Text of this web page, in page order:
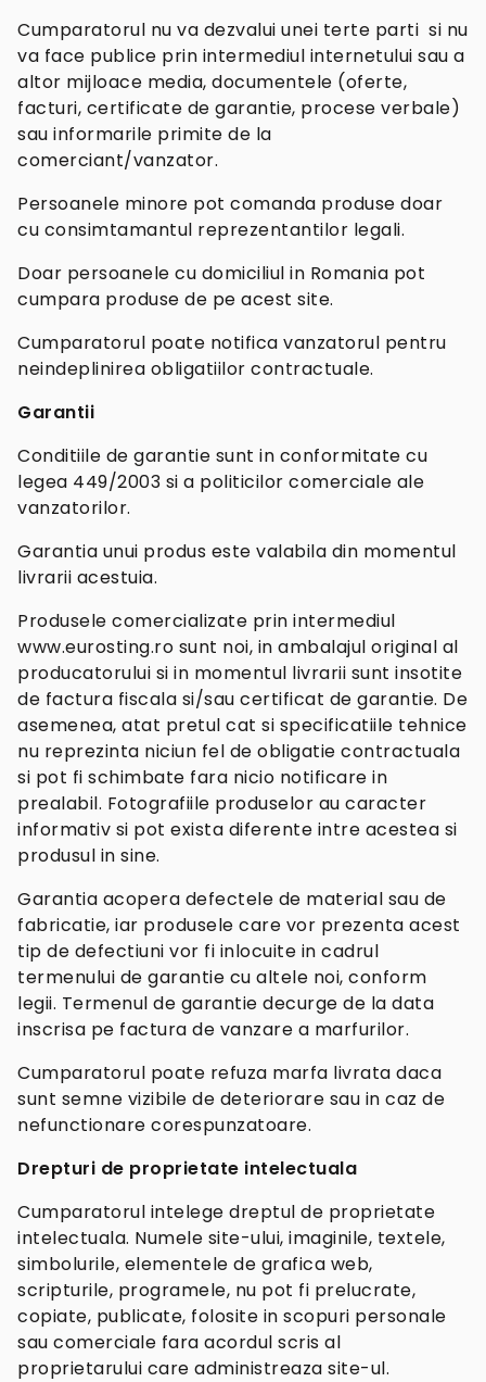
Cumparatorul nu va dezvalui unei terte parti si nu
va face publice prin intermediul internetului sau a
altor mijloace media, documentele (oferte,
facturi, certificate de garantie, procese verbale)
sau informarile primite de la
comerciant/vanzator.
Persoanele minore pot comanda produse doar
cu consimtamantul reprezentantilor legali.
Doar persoanele cu domiciliul in Romania pot
cumpara produse de pe acest site.
Cumparatorul poate notifica vanzatorul pentru
neindeplinirea obligatiilor contractuale.
Garantii
Conditiile de garantie sunt in conformitate cu
legea 449/2003 si a politicilor comerciale ale
vanzatorilor.
Garantia unui produs este valabila din momentul
livrarii acestuia.
Produsele comercializate prin intermediul
www.eurosting.ro sunt noi, in ambalajul original al
producatorului si in momentul livrarii sunt insotite
de factura fiscala si/sau certificat de garantie. De
asemenea, atat pretul cat si specificatiile tehnice
nu reprezinta niciun fel de obligatie contractuala
si pot fi schimbate fara nicio notificare in
prealabil. Fotografiile produselor au caracter
informativ si pot exista diferente intre acestea si
produsul in sine.
Garantia acopera defectele de material sau de
fabricatie, iar produsele care vor prezenta acest
tip de defectiuni vor fi inlocuite in cadrul
termenului de garantie cu altele noi, conform
legii. Termenul de garantie decurge de la data
inscrisa pe factura de vanzare a marfurilor.
Cumparatorul poate refuza marfa livrata daca
sunt semne vizibile de deteriorare sau in caz de
nefunctionare corespunzatoare.
Drepturi de proprietate intelectuala
Cumparatorul intelege dreptul de proprietate
intelectuala. Numele site-ului, imaginile, textele,
simbolurile, elementele de grafica web,
scripturile, programele, nu pot fi prelucrate,
copiate, publicate, folosite in scopuri personale
sau comerciale fara acordul scris al
proprietarului care administreaza site-ul.